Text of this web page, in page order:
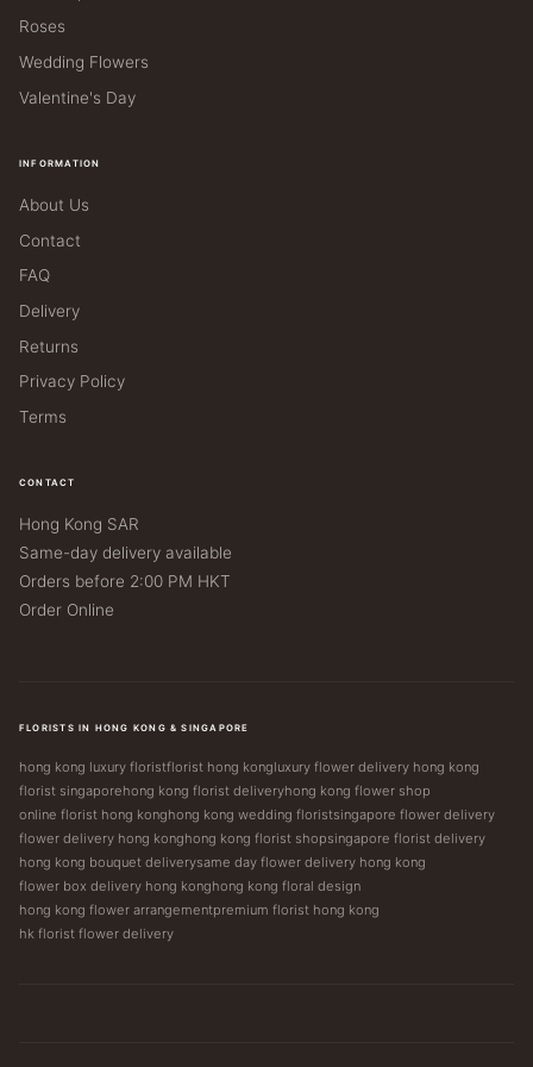
Roses
Wedding Flowers
Valentine's Day
INFORMATION
About Us
Contact
FAQ
Delivery
Returns
Privacy Policy
Terms
CONTACT
Hong Kong SAR
Same-day delivery available
Orders before 2:00 PM HKT
Order Online
FLORISTS IN HONG KONG & SINGAPORE
hong kong luxury floristflorist hong kongluxury flower delivery hong kong
florist singaporehong kong florist deliveryhong kong flower shop
online florist hong konghong kong wedding floristsingapore flower delivery
flower delivery hong konghong kong florist shopsingapore florist delivery
hong kong bouquet deliverysame day flower delivery hong kong
flower box delivery hong konghong kong floral design
hong kong flower arrangementpremium florist hong kong
hk florist flower delivery